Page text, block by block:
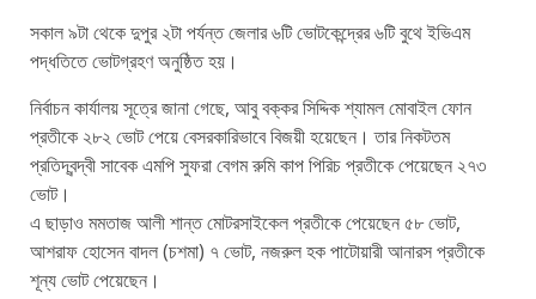
সকাল ৯টা থেকে দুপুর ২টা পর্যন্ত জেলার ৬টি ভোটকেন্দ্রের ৬টি বুথে ইভিএম
পদ্ধতিতে ভোটগ্রহণ অনুষ্ঠিত হয়।
নির্বাচন কার্যালয় সূত্রে জানা গেছে, আবু বক্কর সিদ্দিক শ্যামল মোবাইল ফোন
প্রতীকে ২৮২ ভোট পেয়ে বেসরকারিভাবে বিজয়ী হয়েছেন। তার নিকটতম
প্রতিদ্বন্দ্বী সাবেক এমপি সুফরা বেগম রুমি কাপ পিরিচ প্রতীকে পেয়েছেন ২৭৩
ভোট।
এ ছাড়াও মমতাজ আলী শান্ত মোটরসাইকেল প্রতীকে পেয়েছেন ৫৮ ভোট,
আশরাফ হোসেন বাদল (চশমা) ৭ ভোট, নজরুল হক পাটোয়ারী আনারস প্রতীকে
শূন্য ভোট পেয়েছেন।